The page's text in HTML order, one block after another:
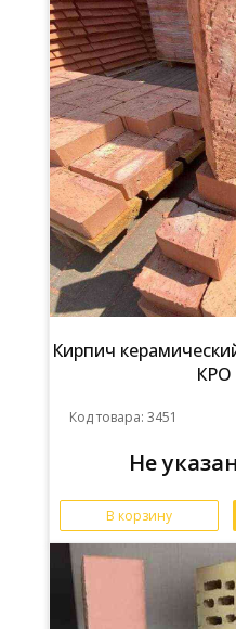
Кирпич
КРО
Код товара: 3451
Не
В корзину